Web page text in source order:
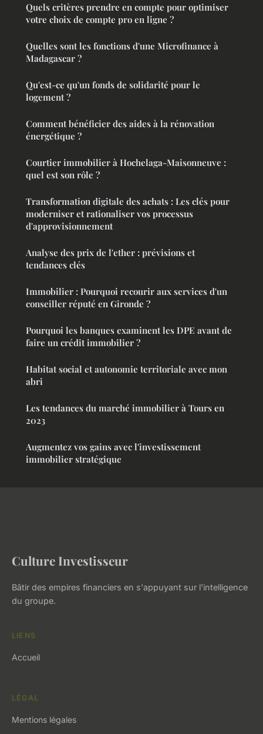
Quels critères prendre en compte pour optimiser
votre choix de compte pro en ligne ?
Quelles sont les fonctions d'une Microfinance à
Madagascar ?
Qu'est-ce qu'un fonds de solidarité pour le
logement ?
Comment bénéficier des aides à la rénovation
énergétique ?
Courtier immobilier à Hochelaga-Maisonneuve :
quel est son rôle ?
Transformation digitale des achats : Les clés pour
moderniser et rationaliser vos processus
d'approvisionnement
Analyse des prix de l'ether : prévisions et
tendances clés
Immobilier : Pourquoi recourir aux services d'un
conseiller réputé en Gironde ?
Pourquoi les banques examinent les DPE avant de
faire un crédit immobilier ?
Habitat social et autonomie territoriale avec mon
abri
Les tendances du marché immobilier à Tours en
2023
Augmentez vos gains avec l'investissement
immobilier stratégique
Culture Investisseur
Bâtir des empires financiers en s'appuyant sur l'intelligence
du groupe.
LIENS
Accueil
LÉGAL
Mentions légales